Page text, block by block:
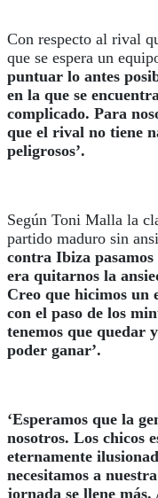
Con respecto al rival
que se espera un
puntuar lo antes
en la que se
complicado. Para
que el rival no tiene
peligrosos’.
Según Toni Malla la
partido maduro sin
contra Ibiza
era quitarnos la
Creo que hicimos un
con el paso de los
tenemos que quedar
poder ganar’.
‘Esperamos que la
nosotros. Los chicos
eternamente
necesitamos a
jornada se llene más.